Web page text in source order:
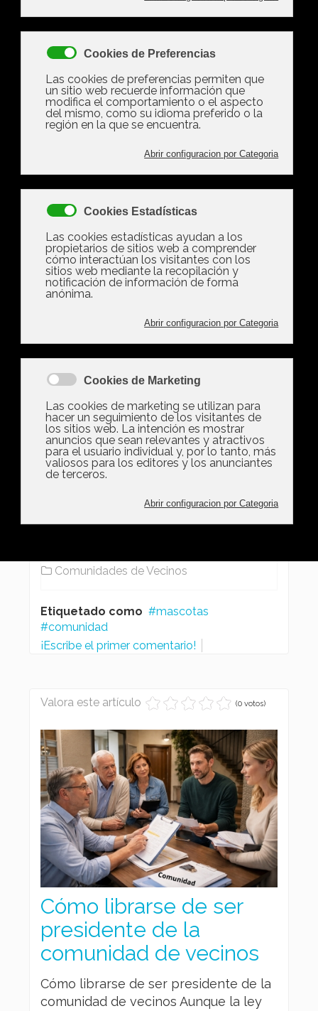
Valora este artículo (0 votos)
Las comunidades de
vecinos pueden prohibir
la presencia de
mascotas en la vivienda
Las comunidades de vecinos pueden
la vivienda Los administradores de
fincas recuerdan que las normas de
los estatutos internos y aprobarse por
unanimidad Tres años después de la
aprobación de la Ley de Bienestar
Animal la tenencia de mascotas…
Leer más ...
Comunidades de Vecinos
Etiquetado como
mascotas
comunidad
¡Escribe el primer comentario!
Valora este artículo (0 votos)
Cómo librarse de ser
presidente de la
comunidad de vecinos
Cómo librarse de ser presidente de la
comunidad de vecinos Aunque la ley